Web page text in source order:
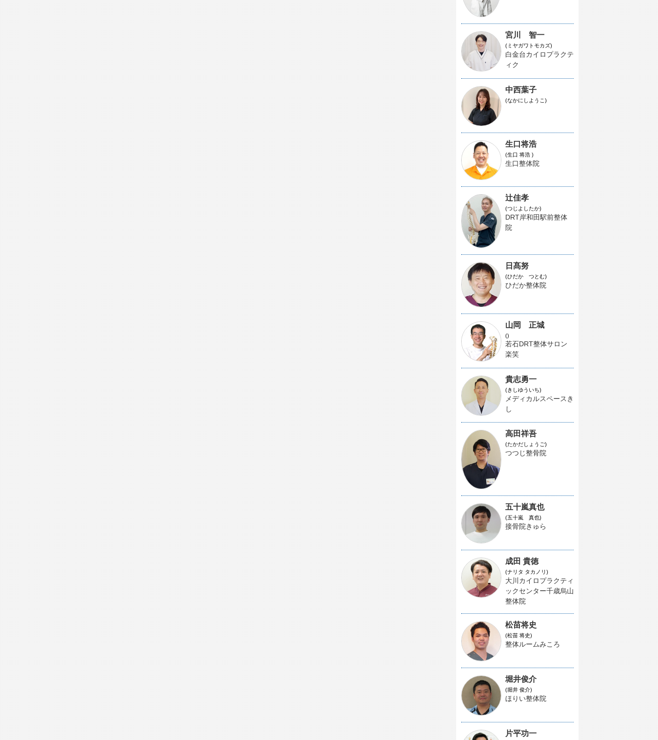
宮川 智一
(ミヤガワトモカズ)
白金台カイロプラクテ
ィク
中西葉子
(なかにしようこ)
生口将浩
(生口 将浩 )
生口整体院
辻佳孝
(つじよしたか)
DRT岸和田駅前整体
院
日髙努
(ひだか つとむ)
ひだか整体院
山岡 正城
()
若石DRT整体サロン
楽笑
貴志勇一
(きしゆういち)
メディカルスペースき
し
高田祥吾
(たかだしょうご)
つつじ整骨院
五十嵐真也
(五十嵐 真也)
接骨院きゅら
成田 貴徳
(ナリタ タカノリ)
大川カイロプラクティ
ックセンター千歳烏山
整体院
松苗将史
(松苗 将史)
整体ルームみころ
堀井俊介
(堀井 俊介)
ほりい整体院
片平功一